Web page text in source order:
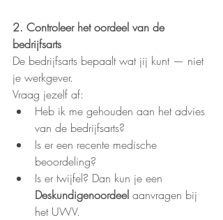
2. Controleer het oordeel van de
bedrijfsarts
De bedrijfsarts bepaalt wat jij kunt — niet
je werkgever.
Vraag jezelf af:
Heb ik me gehouden aan het advies
van de bedrijfsarts?
Is er een recente medische
beoordeling?
Is er twijfel? Dan kun je een
Deskundigenoordeel aanvragen bij
het UWV.